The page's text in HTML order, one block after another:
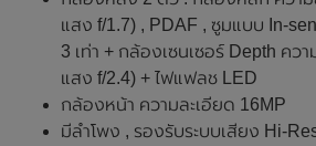
แสง f/1.7) , PDAF , ซูมแบบ In-
3 เท่า + กล้องเซนเซอร์ Depth คว
แสง f/2.4) + ไฟแฟลช LED
กล้องหน้า ความละเอียด 16MP
มีลำโพง , รองรับระบบเสียง Hi-